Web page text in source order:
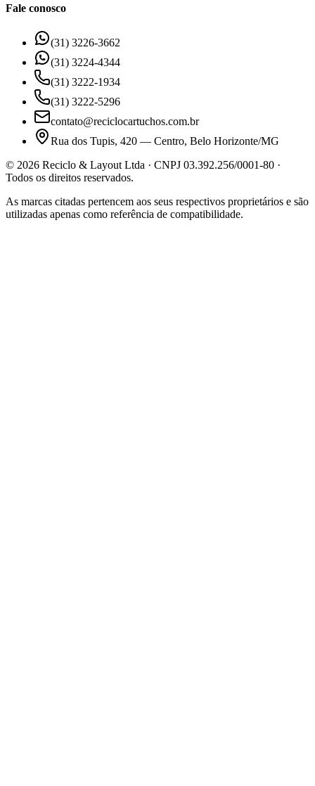
Fale conosco
(31) 3226-3662
(31) 3224-4344
(31) 3222-1934
(31) 3222-5296
contato@reciclocartuchos.com.br
Rua dos Tupis, 420 — Centro, Belo Horizonte/MG
© 2026 Reciclo & Layout Ltda · CNPJ 03.392.256/0001-80 ·
Todos os direitos reservados.
As marcas citadas pertencem aos seus respectivos proprietários e são
utilizadas apenas como referência de compatibilidade.